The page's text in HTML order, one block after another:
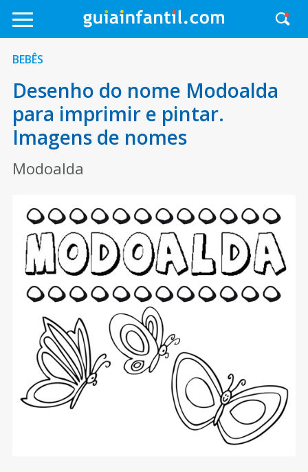
BEBÊS
Desenho do nome Modoalda
para imprimir e pintar.
Imagens de nomes
Modoalda